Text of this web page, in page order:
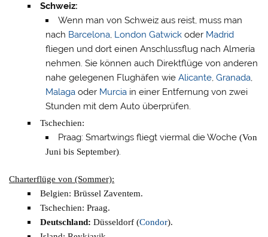
Schweiz:
Wenn man von Schweiz aus reist, muss man
nach Barcelona, London Gatwickoder Madrid
fliegen und dort einen Anschlussflug nach Almería
nehmen. Sie können auch Direktflüge von anderen
nahe gelegenen Flughäfen wie Alicante, Granada,
Malagaoder Murciain einer Entfernung von zwei
Stunden mit dem Auto überprüfen.
Tschechien:
Praag: Smartwings fliegt viermal die Woche(Von
Juni bis September).
Charterflüge von (Sommer):
Belgien: Brüssel Zaventem.
Tschechien: Praag.
Deutschland: Düsseldorf (Condor).